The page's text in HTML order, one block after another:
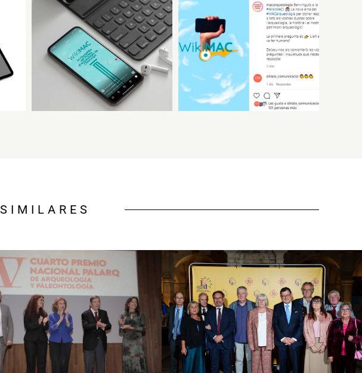
Palarq – IV
Premi Nacional
d’Arqueologia i
Paleontologia
culturals
Estratègia de
comunicació i PR
Institut d’Estudis Aranesi
(IEA)
Campanyes culturals Estratègia de
comunicació i PR